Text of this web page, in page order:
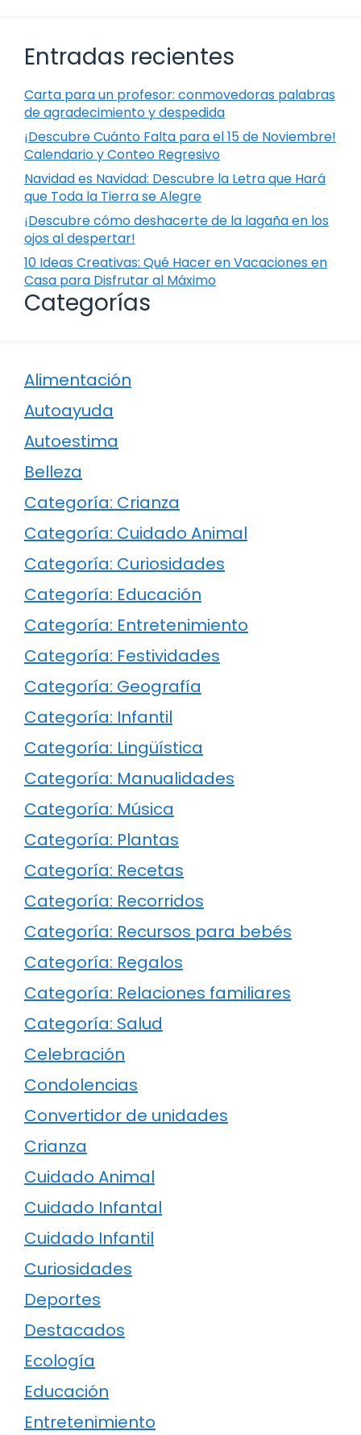
Entradas recientes
Carta para un profesor: conmovedoras palabras
de agradecimiento y despedida
¡Descubre Cuánto Falta para el 15 de Noviembre!
Calendario y Conteo Regresivo
Navidad es Navidad: Descubre la Letra que Hará
que Toda la Tierra se Alegre
¡Descubre cómo deshacerte de la lagaña en los
ojos al despertar!
10 Ideas Creativas: Qué Hacer en Vacaciones en
Casa para Disfrutar al Máximo
Categorías
Alimentación
Autoayuda
Autoestima
Belleza
Categoría: Crianza
Categoría: Cuidado Animal
Categoría: Curiosidades
Categoría: Educación
Categoría: Entretenimiento
Categoría: Festividades
Categoría: Geografía
Categoría: Infantil
Categoría: Lingüística
Categoría: Manualidades
Categoría: Música
Categoría: Plantas
Categoría: Recetas
Categoría: Recorridos
Categoría: Recursos para bebés
Categoría: Regalos
Categoría: Relaciones familiares
Categoría: Salud
Celebración
Condolencias
Convertidor de unidades
Crianza
Cuidado Animal
Cuidado Infantal
Cuidado Infantil
Curiosidades
Deportes
Destacados
Ecología
Educación
Entretenimiento